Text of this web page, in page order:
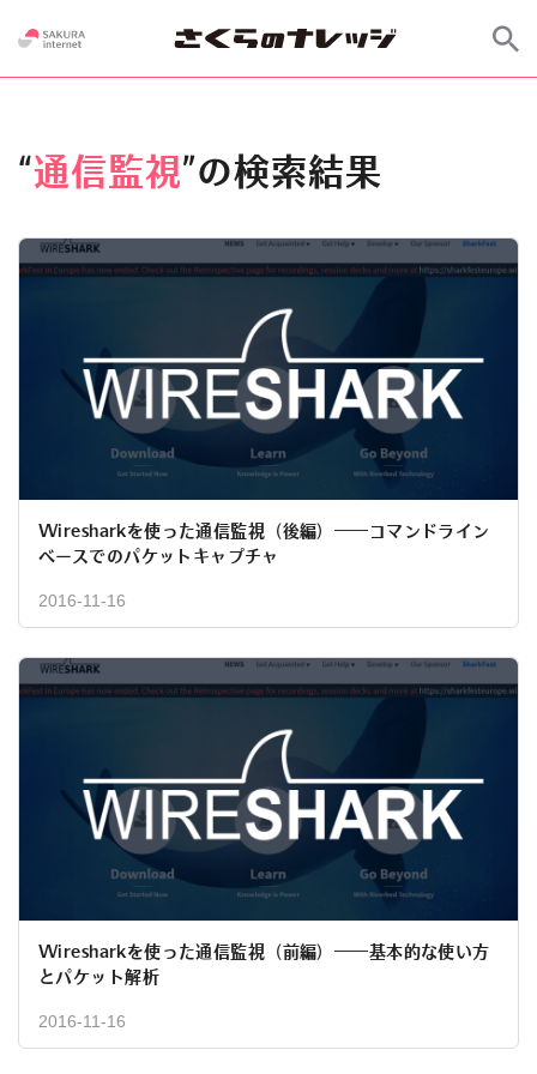
“通信監視”の検索結果
Wiresharkを使った通信監視（後編）――コマンドライン
ベースでのパケットキャプチャ
2016-11-16
Wiresharkを使った通信監視（前編）――基本的な使い方
とパケット解析
2016-11-16